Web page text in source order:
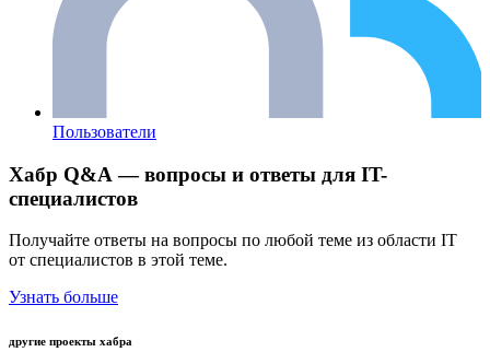
Пользователи
Хабр Q&A — вопросы и ответы для IT-
специалистов
Получайте ответы на вопросы по любой теме из области IT
от специалистов в этой теме.
Узнать больше
другие проекты хабра